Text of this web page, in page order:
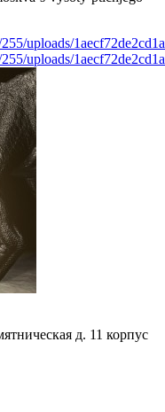
uploads/
uploads/
д. 11 корпус